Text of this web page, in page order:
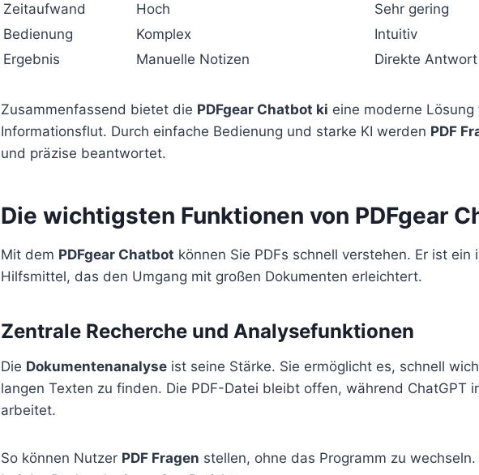
Zeitaufwand
Hoch
Sehr gering
Bedienung
Komplex
Intuitiv
Ergebnis
Manuelle Notizen Direkte Antwort
Zusammenfassend bietet die PDFgear Chatbot ki eine moderne
Informationsflut. Durch einfache Bedienung und starke KI werden PDF
und präzise beantwortet.
Die wichtigsten Funktionen von PDFgear
Mit dem PDFgear Chatbot können Sie PDFs schnell verstehen. Er ist ein
Hilfsmittel, das den Umgang mit großen Dokumenten erleichtert.
Zentrale Recherche und Analysefunktionen
Die Dokumentenanalyse ist seine Stärke. Sie ermöglicht es, schnell
langen Texten zu finden. Die PDF-Datei bleibt offen, während ChatGPT
arbeitet.
So können Nutzer PDF Fragen stellen, ohne das Programm zu